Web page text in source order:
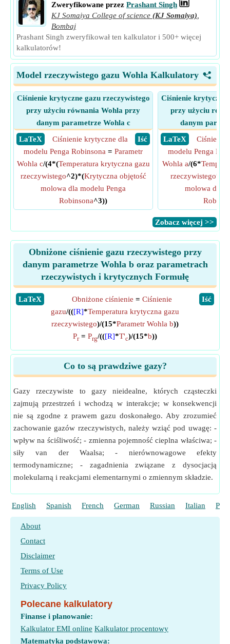
Zweryfikowane przez Prashant Singh
KJ Somaiya College of science (KJ Somaiya)
Bombaj
Prashant Singh zweryfikował ten kalkulator i 500+ więcej
kalkulatorów!
<
Model rzeczywistego gazu Wohla Kalkulatory
Ciśnienie krytyczne gazu rzeczywistego
przy użyciu równania Wohla przy
danym parametrze Wohla c
​ LaTeX
​ Iść
Ciśnienie krytyczne dla
modelu Penga Robinsona = Parametr
Wohla c/(4*(Temperatura krytyczna gazu
rzeczywistego^2)*(Krytyczna objętość
molowa dla modelu Penga
Robinsona^3))
Ciśnienie krytyczne
przy użyciu
danym
​ LaTeX
Ciśnienie
modelu Penga
Wohla a/(6*
rzeczywistego*(
molowa dla
​Zobacz więcej >>
Obniżone ciśnienie gazu rzeczywistego przy
danym parametrze Wohla b oraz parametrach
rzeczywistych i krytycznych Formułę
​LaTeX ​Iść
Obniżone ciśnienie = Ciśnienie
gazu/(([R]*Temperatura krytyczna gazu
rzeczywistego)/(15*Parametr Wohla b))
Pr= Prg/(([R]*T'c)/(15*b))
Co to są prawdziwe gazy?
Gazy rzeczywiste to gazy nieidealne, których cząsteczki
zajmują przestrzeń i wchodzą w interakcje; w konsekwencji
nie są zgodne z prawem gazu doskonałego. Aby zrozumieć
zachowanie gazów rzeczywistych, należy wziąć pod uwagę: -
wpływ na ściśliwość; - zmienna pojemność cieplna właściwa; -
siły van der Waalsa; - nierównowagowe efekty
termodynamiczne; - zagadnienia związane z dysocjacją
molekularną i reakcjami elementarnymi o zmiennym składzie.
English Spanish French German Russian Italian
About
Contact
Disclaimer
Terms of Use
Privacy Policy
Polecane kalkulatory
Finanse i planowanie:
Kalkulator EMI online Kalkulator procentowy
Matematyka podstawowa: